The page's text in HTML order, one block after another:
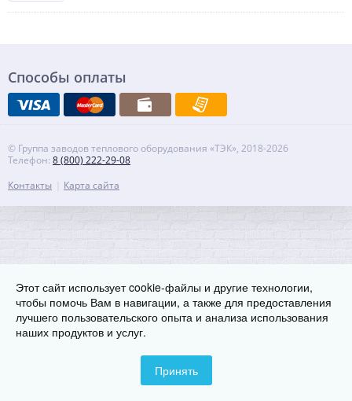
Способы оплаты
© Группа заводов теплового оборудования «ТЭК», 2018-2026
Телефон: 8 (800) 222-29-08
Контакты
Карта сайта
Этот сайт использует cookie-файлы и другие технологии,
чтобы помочь Вам в навигации, а также для предоставления
лучшего пользовательского опыта и анализа использования
наших продуктов и услуг.
Принять